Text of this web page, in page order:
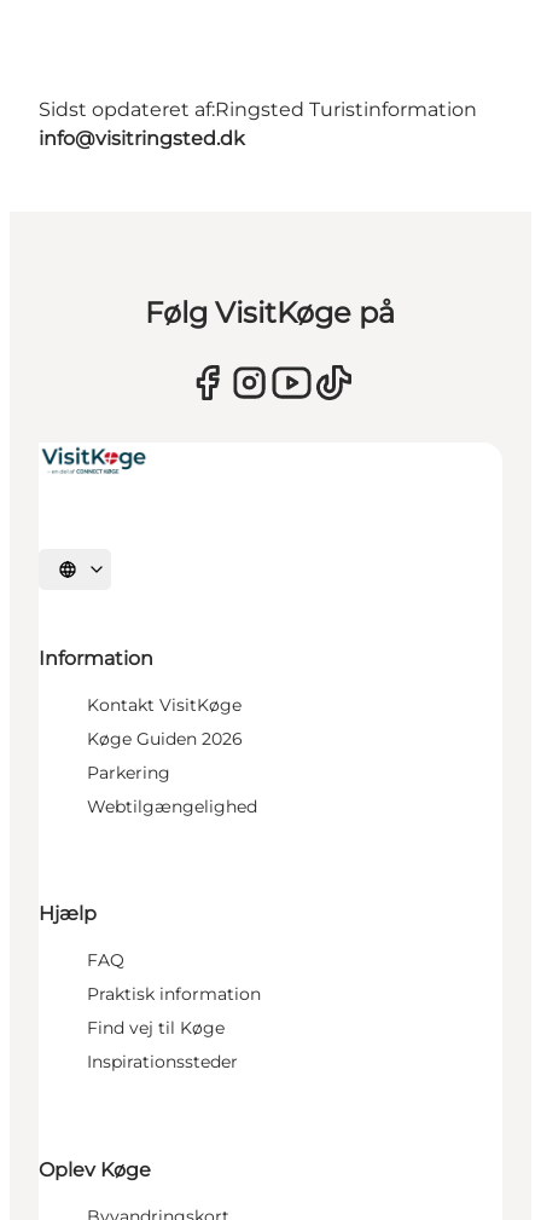
Sidst opdateret af:Ringsted Turistinformation
info@visitringsted.dk
Følg VisitKøge på
Vælg sprog
Information
Kontakt VisitKøge
Køge Guiden 2026
Parkering
Webtilgængelighed
Hjælp
FAQ
Praktisk information
Find vej til Køge
Inspirationssteder
Oplev Køge